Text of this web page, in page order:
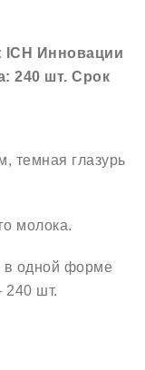
ICH Инновации
240 шт. Срок
темная глазурь
молока.
в одной форме
240 шт.